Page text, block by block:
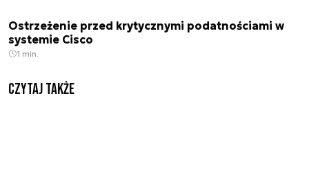
Ostrzeżenie przed krytycznymi podatnościami w
systemie Cisco
1 min.
Czytaj także